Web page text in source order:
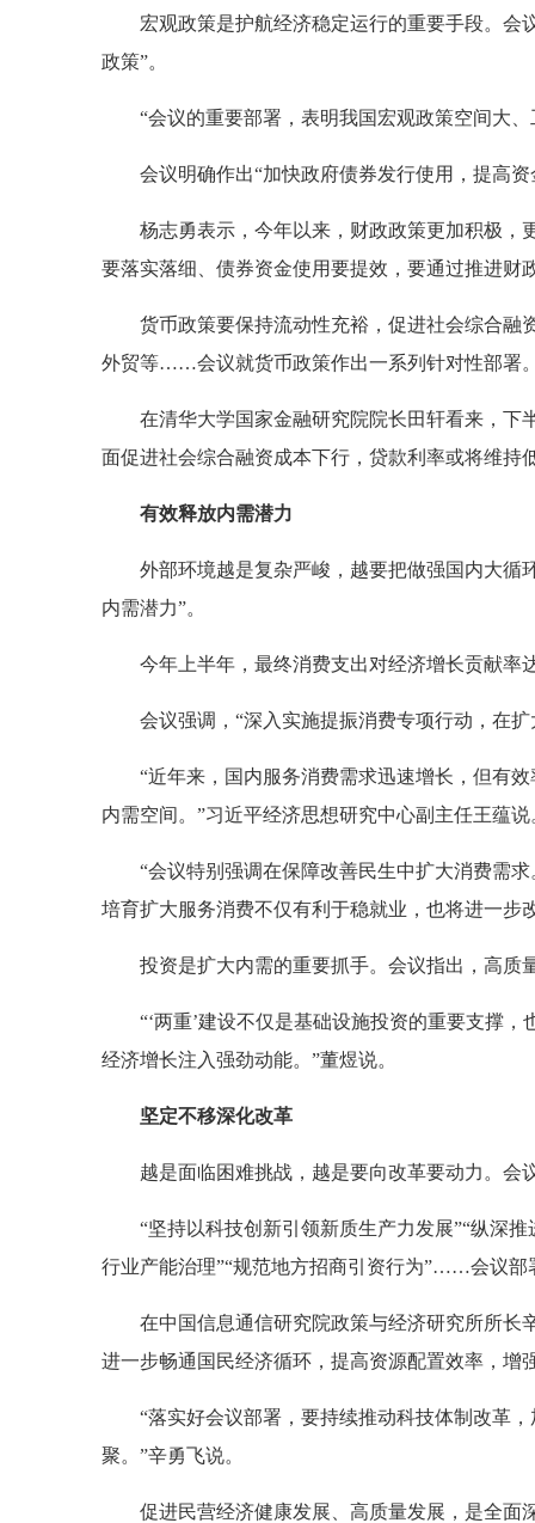
宏观政策是护航经济稳定运行的重要手段。会
政策”。
“会议的重要部署，表明我国宏观政策空间大
会议明确作出“加快政府债券发行使用，提高
杨志勇表示，今年以来，财政政策更加积极，
要落实落细、债券资金使用要提效，要通过推进财
货币政策要保持流动性充裕，促进社会综合融
外贸等……会议就货币政策作出一系列针对性部署
在清华大学国家金融研究院院长田轩看来，下
面促进社会综合融资成本下行，贷款利率或将维持
有效释放内需潜力
外部环境越是复杂严峻，越要把做强国内大循
内需潜力”。
今年上半年，最终消费支出对经济增长贡献率
会议强调，“深入实施提振消费专项行动，在
“近年来，国内服务消费需求迅速增长，但有
内需空间。”习近平经济思想研究中心副主任王蕴说
“会议特别强调在保障改善民生中扩大消费需
培育扩大服务消费不仅有利于稳就业，也将进一
投资是扩大内需的重要抓手。会议指出，高质
“‘两重’建设不仅是基础设施投资的重要支撑
经济增长注入强劲动能。”董煜说。
坚定不移深化改革
越是面临困难挑战，越是要向改革要动力。会
“坚持以科技创新引领新质生产力发展”“纵深
行业产能治理”“规范地方招商引资行为”……会议部
在中国信息通信研究院政策与经济研究所所长
进一步畅通国民经济循环，提高资源配置效率，增
“落实好会议部署，要持续推动科技体制改革
聚。”辛勇飞说。
促进民营经济健康发展、高质量发展，是全面